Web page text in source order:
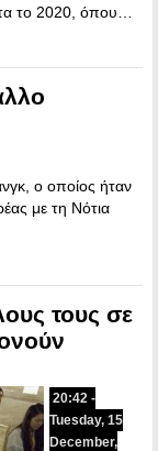
το 2020, όπου…
ο οποίος ήταν
με τη Νότια
τους σε
20:42 -
Tuesday, 15
December,